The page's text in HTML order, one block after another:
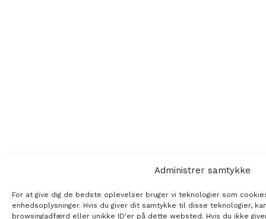
Administrer samtykke
For at give dig de bedste oplevelser bruger vi teknologier som
enhedsoplysninger. Hvis du giver dit samtykke til disse teknologier,
browsingadfærd eller unikke ID'er på dette websted. Hvis du ikke